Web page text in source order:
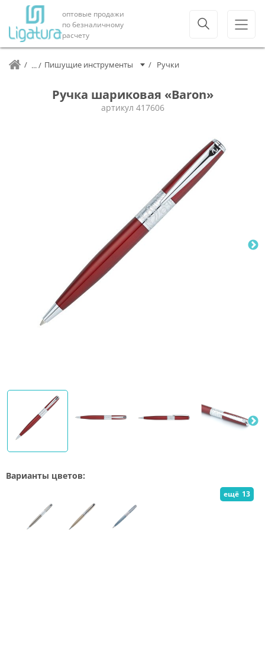
оптовые продажи
по безналичному
расчету
Пишущие инструменты Ручки
Ручка шариковая «Baron»
артикул 417606
Варианты цветов:
ещё 13